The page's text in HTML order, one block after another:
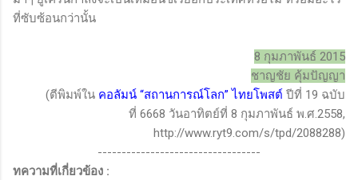
ที่ซับซ้อนกว่านั้น
8 กุมภาพันธ์ 2015
ชาญชัย คุ้มปัญญา
(ตีพิมพ์ใน คอลัมน์ “สถานการณ์โลก”ไทยโพสต์ ปีที่ 19 ฉบับ
ที่ 6668 วันอาทิตย์ที่ 8 กุมภาพันธ์ พ.ศ.2558,
http://www.ryt9.com/s/tpd/2088288)
----------------------------------
ทความที่เกี่ยวข้อง :